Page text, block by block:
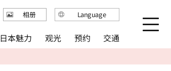
日本魅力 观光 预约 交通
相册 Language
English
简体中文